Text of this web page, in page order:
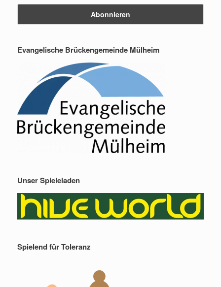
Evangelische Brückengemeinde Mülheim
Unser Spieleladen
Spielend für Toleranz